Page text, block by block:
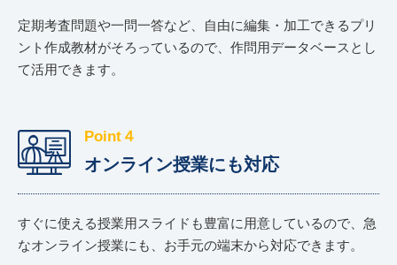
定期考査問題や一問一答など、自由に編集・加工できるプリ
ント作成教材がそろっているので、作問用データベースとし
て活用できます。
Point４
オンライン授業にも対応
すぐに使える授業用スライドも豊富に用意しているので、急
なオンライン授業にも、お手元の端末から対応できます。